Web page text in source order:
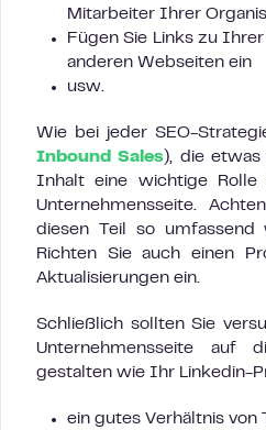
Mitarbeiter Ihrer
Fügen Sie Links zu
anderen Webseiten ein
usw.
Wie bei jeder SEO-
Inbound Sales), die
Inhalt eine wichtige
Unternehmensseite.
diesen Teil so umfassend
Richten Sie auch einen
Aktualisierungen ein.
Schließlich sollten Sie
Unternehmensseite auf
gestalten wie Ihr Linkedin-
ein gutes Verhältnis von